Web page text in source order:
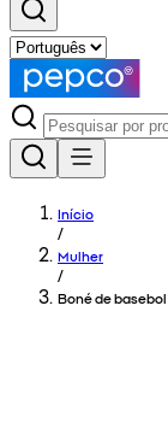
Início
/
Mulher
/
Boné de basebol